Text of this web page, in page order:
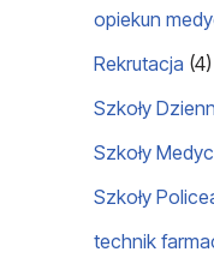
opiekun
Rekrutacja (4)
Szkoły
Szkoły
Szkoły
technik